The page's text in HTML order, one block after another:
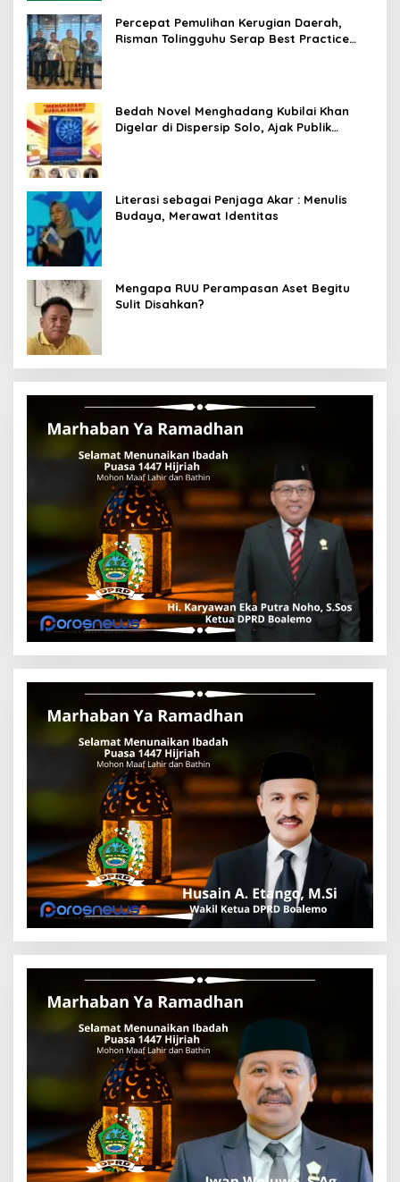
Percepat Pemulihan Kerugian Daerah,
Risman Tolingguhu Serap Best Practice
Bedah Novel Menghadang Kubilai Khan
Digelar di Dispersip Solo, Ajak Publik
Literasi sebagai Penjaga Akar : Menulis
Budaya, Merawat Identitas
Mengapa RUU Perampasan Aset Begitu
Sulit Disahkan?